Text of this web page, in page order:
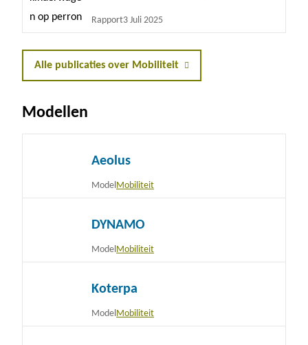
Rapport3 Juli 2025
Alle publicaties over Mobiliteit
Modellen
Aeolus
Model Mobiliteit
DYNAMO
Model Mobiliteit
Koterpa
Model Mobiliteit